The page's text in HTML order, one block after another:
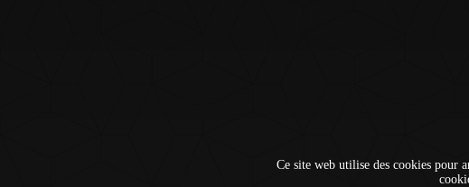
Ce site web utilise des cookies pour